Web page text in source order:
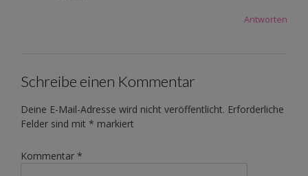
Antworten
Schreibe einen Kommentar
Deine E-Mail-Adresse wird nicht veröffentlicht. Erforderliche
Felder sind mit * markiert
Kommentar *